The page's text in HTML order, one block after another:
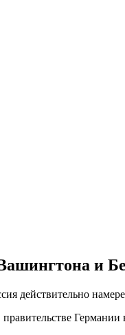
и
действительно